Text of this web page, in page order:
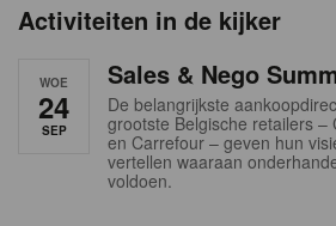
nActiviteiten in de kijker
WOE
24
SEP
Sales & Nego
De belangrijkste
grootste Belgische retailers –
en Carrefour – geven hun
vertellen waaraan
voldoen.